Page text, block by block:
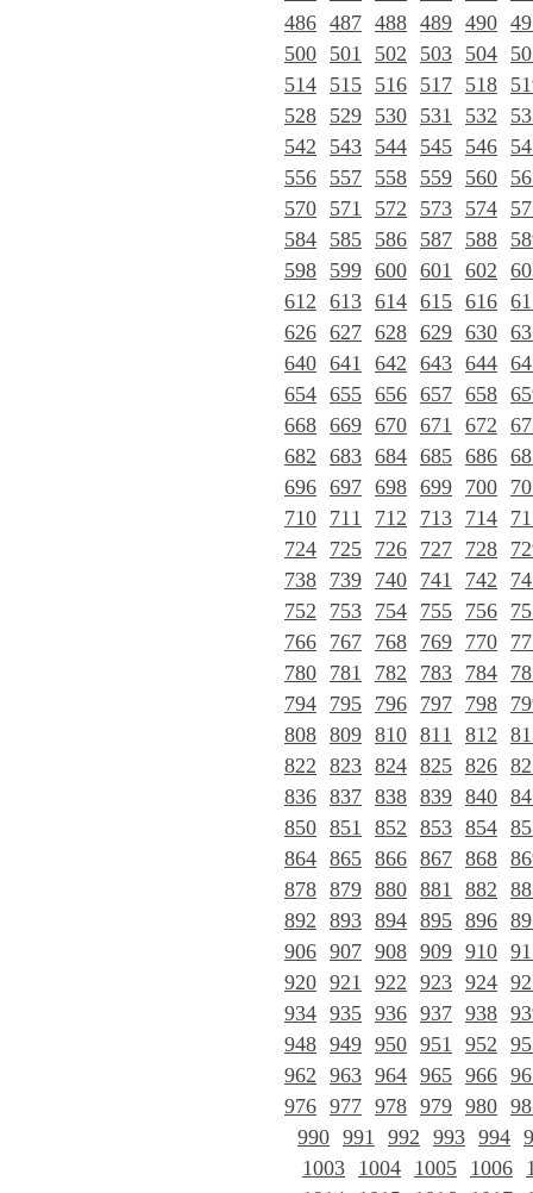
486 487 488 489 490
500 501 502 503 504
514 515 516 517 518
528 529 530 531 532
542
543 544 545 546
556 557 558 559 560
570 571 572 573 574
584 585 586 587 588
598 599 600 601 602
612 613 614 615 616
626 627 628 629 630
640 641 642 643 644
654 655 656 657 658
668 669 670 671 672
682 683 684 685 686
696 697 698 699 700
710 711 712 713 714
724 725 726 727 728
738 739 740 741 742
752
753 754 755 756
766 767 768 769 770
780 781 782 783 784
794 795 796 797 798
808 809 810 811 812
822 823 824 825 826
836 837 838 839 840
850 851 852 853 854
864 865 866 867 868
878 879 880 881 882
892 893 894 895 896
906 907 908 909 910
920 921 922 923 924
934 935 936 937 938
948 949 950 951 952
962 963 964 965 966
976 977 978 979 980
990 991 992 993 994
1003 1004 1005 1006